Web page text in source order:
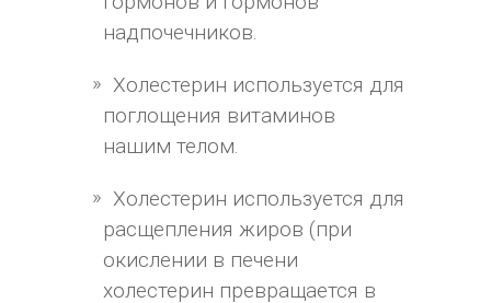
надпочечников.
Холестерин используется для
поглощения витаминов
нашим телом.
Холестерин используется для
расщепления жиров (при
окислении в печени
холестерин превращается в